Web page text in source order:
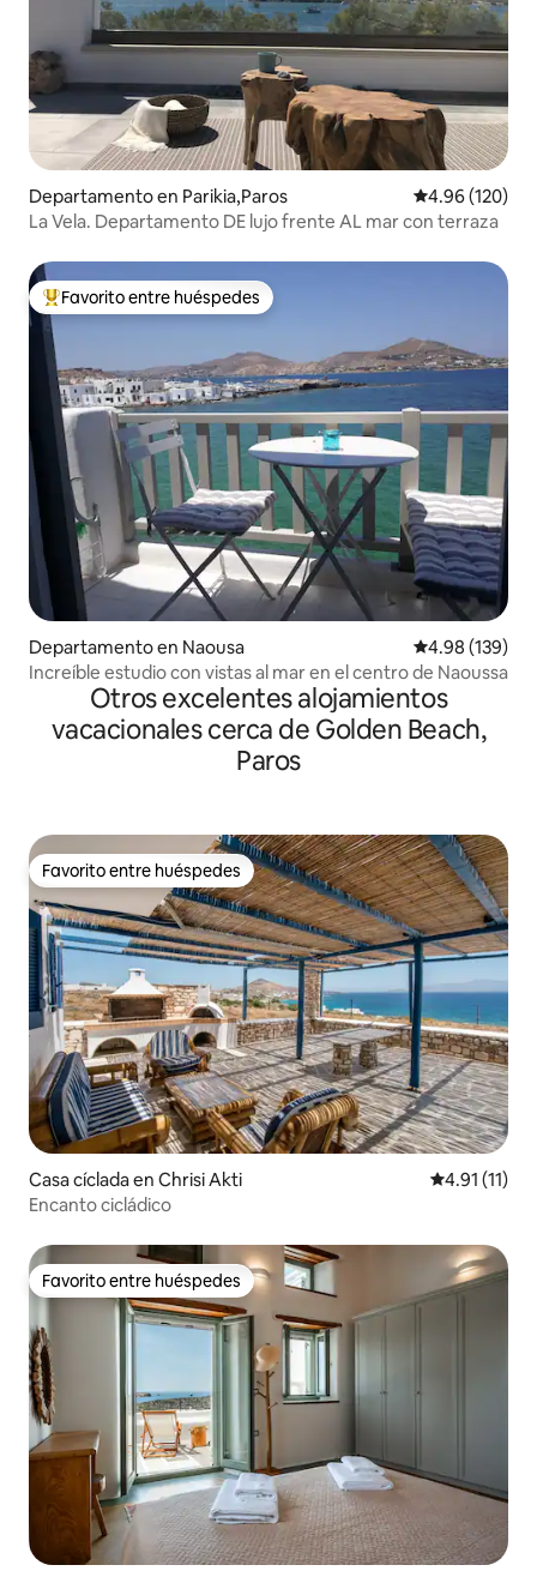
Departamento en Parikia,Paros Calificación
4.96 (120)
La Vela. Departamento DE lujo frente AL mar con terraza
De los mejores en Favorito entre huéspedes
Favorito entre huéspedes
Departamento en Naousa Calificación
4.98 (139)
Increíble estudio con vistas al mar en el centro de Naoussa
Otros excelentes alojamientos
vacacionales cerca de Golden Beach,
Paros
Favorito entre huéspedes
Favorito entre huéspedes
Casa cíclada en Chrisi Akti Calificación
4.91 (11)
Encanto cicládico
Favorito entre huéspedes
Favorito entre huéspedes